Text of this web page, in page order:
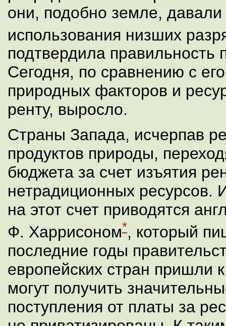
они, подобно земле,
использования низших
подтвердила правильность
Сегодня, по сравнению с
природных факторов и
ренту, выросло.
Страны Запада, исчерпав
продуктов природы,
бюджета за счет изъятия
нетрадиционных ресурсов.
на этот счет приводятся
Ф. Харрисоном*, который
последние годы
европейских стран пришли
могут получить
поступления от платы за